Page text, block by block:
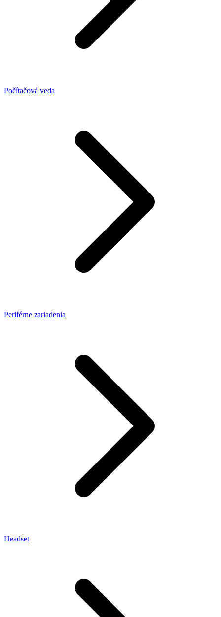
Počítačová veda
Periférne zariadenia
Headset